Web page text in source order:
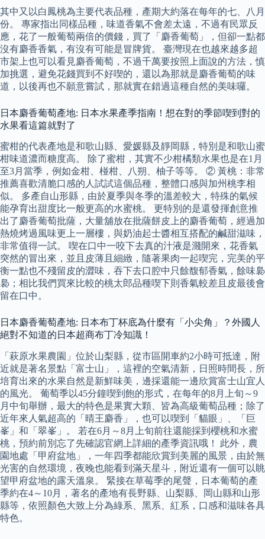
其中又以白鳳桃為主要代表品種，產期大約落在每年的七、八月
份。 專家指出同樣品種，味道香氣不會差太遠，不過有民眾反
應，花了一般葡萄兩倍的價錢，買了「麝香葡萄」，但卻一點都
沒有麝香香氣，有沒有可能是冒牌貨。 臺灣現在也越來越多超
市架上也可以看見麝香葡萄，不過千萬要按照上面說的方法，慎
加挑選，避免花錢買到不好喫的，還以為那就是麝香葡萄的味
道，以後再也不願意嘗試，那就實在錯過這種自然的美味囉。
日本麝香葡萄產地: 日本水果產季指南！想在對的季節喫到對的
水果看這篇就對了
蜜柑的代表產地是和歌山縣、愛媛縣及靜岡縣，特別是和歌山蜜
柑味道濃而糖度高。 除了蜜柑，其實不少柑橘類水果也是在1月
至3月當季，例如金柑、椪柑、八朔、柚子等等。 ② 黃桃：非常
推薦喜歡清脆口感的人試試這個品種，整體口感與加州桃李相
似。 多產自山形縣，由於夏季與冬季的溫差較大，特殊的氣候
能孕育出甜度比一般更高的水蜜桃。 更特別的是還發揮創意推
出了麝香葡萄批薩，大量舖放在批薩餅皮上的麝香葡萄，經過加
熱燒烤過風味更上一層樓，與奶油起士醬相互搭配的鹹甜滋味，
非常值得一試。 喫在口中一咬下去真的汁液是濺開來，花香氣
突然的冒出來，並且皮薄且細緻，隨著果肉一起喫完，完美的平
衡一點也不殘留皮的澀味，吞下去口腔中只餘馥郁香氣，餘味裊
裊；相比我們買來比較的桃太郎品種喫下則香氣較差且皮最後會
留在口中。
日本麝香葡萄產地: 日本布丁杯底為什麼有「小尖角」？外國人
絕對不知道的日本超商布丁冷知識！
「萩原水果農園」位於山梨縣，從市區開車約2小時可抵達，附
近就是著名景點「富士山」，這裡的空氣清新，日照時間長，所
培育出來的水果自然是新鮮味美，邊採還能一邊欣賞富士山宜人
的風光。 葡萄季以45分鐘喫到飽的形式，在每年的8月上旬～9
月中旬舉辦，最大的特色是果實大顆、皆為高級葡萄品種；除了
近年來人氣超高的「晴王麝香」，也可以喫到「貓眼」、「巨
峯」和「翠峯」。 若在6月～8月上旬前往還能採到櫻桃和水蜜
桃，預約前別忘了先確認官網上詳細的產季資訊哦！ 此外，農
園地處「甲府盆地」，一年四季都能欣賞到美麗的風景，由於無
光害的自然環境，夜晚也能看到滿天星斗，附近還有一個可以眺
望甲府盆地的露天溫泉。 緊接在草莓季的尾聲，日本葡萄的產
季約在4～10月，著名的產地有長野縣、山梨縣、岡山縣和山形
縣等，依照顏色大致上分為綠系、黑系、紅系，口感和滋味各具
特色。